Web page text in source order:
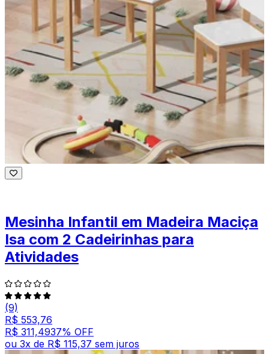
Mesinha Infantil em Madeira Maciça
Isa com 2 Cadeirinhas para
Atividades
(9)
R$ 553,76
R$ 311,4937% OFF
ou 3x de R$ 115,37 sem juros